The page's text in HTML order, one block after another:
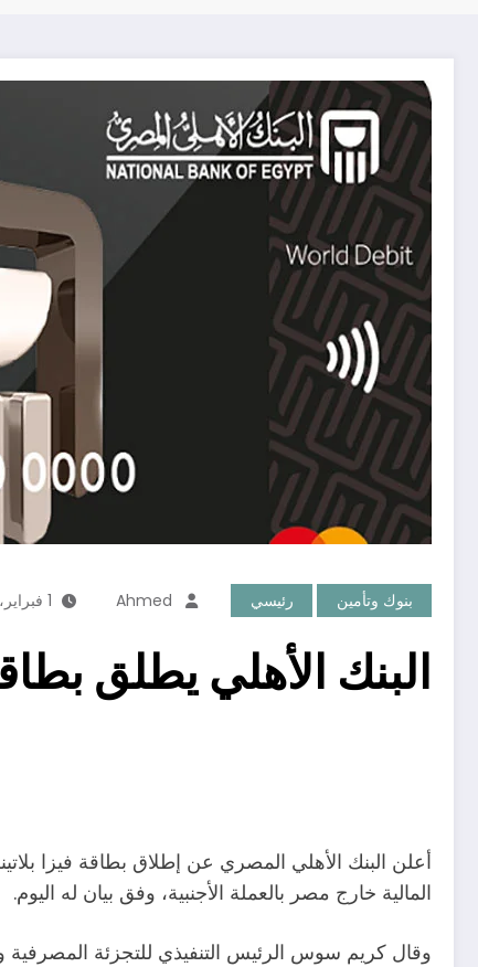
بنوك وتأمين رئيسي Ahmed 1 فبراير، 2024
البنك الأهلي يطلق
أعلن البنك الأهلي المصري عن إطلاق بطاقة فيزا
المالية خارج مصر بالعملة الأجنبية، وفق بيان له اليوم.
وقال كريم سوس الرئيس التنفيذي للتجزئة المصرفية